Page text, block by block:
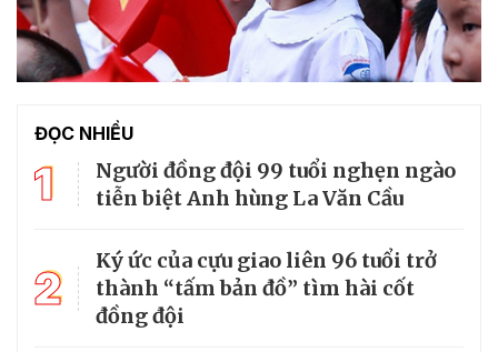
ĐỌC NHIỀU
1
Người đồng đội 99 tuổi nghẹn ngào
tiễn biệt Anh hùng La Văn Cầu
2
Ký ức của cựu giao liên 96 tuổi trở
thành “tấm bản đồ” tìm hài cốt
đồng đội